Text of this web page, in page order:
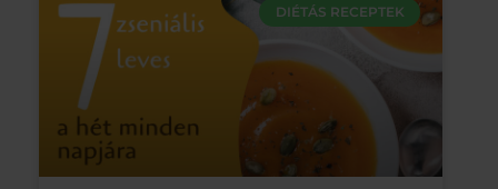
DIÉTÁS RECEPTEK